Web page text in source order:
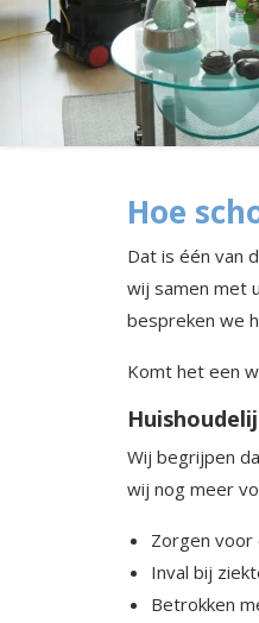
Hoe
Dat is één van
wij samen met
bespreken we
Komt het een
Wij begrijpen
wij nog meer
Zorgen voor
Inval bij
Betrokken